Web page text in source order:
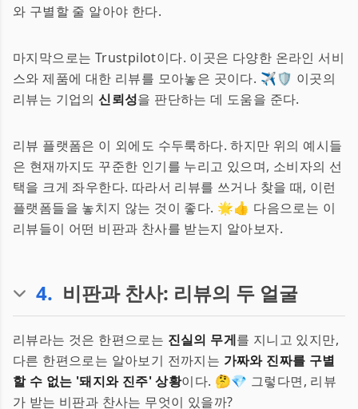
와 구별할 줄 알아야 한다.
마지막으로는 Trustpilot이다. 이곳은 다양한 온라인 서비
스와 제품에 대한 리뷰를 모아놓은 곳이다. ✈️🛡 이곳의
리뷰는 기업의신뢰성을 판단하는 데 도움을 준다.
리뷰 플랫폼은 이 외에도 수두룩하다. 하지만 위의 예시들
은 현재까지도 꾸준한 인기를 누리고 있으며, 소비자의 선
택을 크게 좌우한다. 따라서 리뷰를 쓰거나 찾을 때, 이런
플랫폼들을 놓치지 않는 것이 좋다. 🌟👍 다음으로는 이
리뷰들이 어떤 비판과 찬사를 받는지 알아보자.
4. 비판과 찬사: 리뷰의 두 얼굴
리뷰라는 것은 한편으로는 진실의 무게를 지니고 있지만,
다른 한편으로는 알아보기 전까지는 가짜와 진짜를 구별
할 수 없는 '돼지와 진주' 상황이다. 🤔💎 그렇다면, 리뷰
가 받는 비판과 찬사는 무엇이 있을까?